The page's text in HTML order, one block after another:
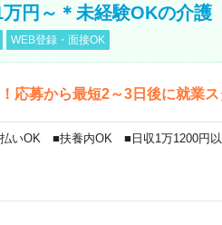
円～＊未経験OKの介護
WEB登録・面接OK
応募から最短2～3日後に就業ス
いOK ■扶養内OK ■日収1万1200円